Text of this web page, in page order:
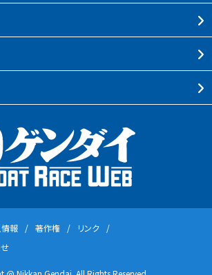
報 著作権
リンク